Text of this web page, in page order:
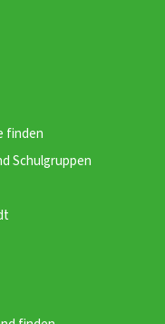
finden
Schulgruppen